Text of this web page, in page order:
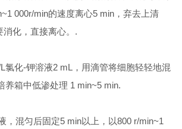
000r/min的速度离心5 min ，弃去上清
化，直接离心。 .
氯化-钾溶液2 mL ，用滴管将细胞轻轻地混
养箱中低渗处理 1 min~5 min.
，混匀后固定5 min以上，以800 r/min~1